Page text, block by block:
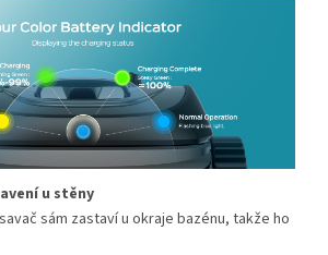
u stěny
sám zastaví u okraje bazénu, takže ho